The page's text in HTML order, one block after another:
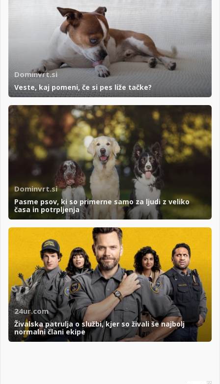
Dominvrt.si
Veste, kaj pomeni, če si pes liže tačke?
Dominvrt.si
Pasme psov, ki so primerne samo za ljudi z veliko
časa in potrpljenja
24ur.com
Živalska patrulja o službi, kjer so živali še najbolj
normalni člani ekipe